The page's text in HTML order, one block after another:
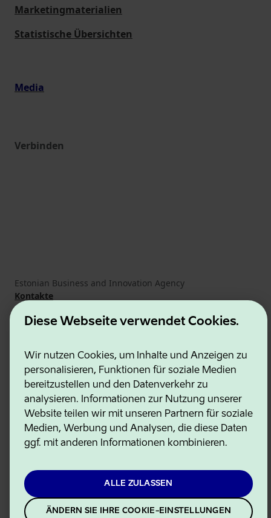
Diese Webseite verwendet Cookies.
Wir nutzen Cookies, um Inhalte und Anzeigen zu
personalisieren, Funktionen für soziale Medien
bereitzustellen und den Datenverkehr zu
analysieren. Informationen zur Nutzung unserer
Website teilen wir mit unseren Partnern für soziale
Medien, Werbung und Analysen, die diese Daten
ggf. mit anderen Informationen kombinieren.
ALLE ZULASSEN
ÄNDERN SIE IHRE COOKIE-EINSTELLUNGEN
Marketingmaterialien
Statistische Übersichten
Media
Verbinden
Estonian Business and Innovation Agency
Kontakte
Kooperationspartner
Nutzungsbedingungen